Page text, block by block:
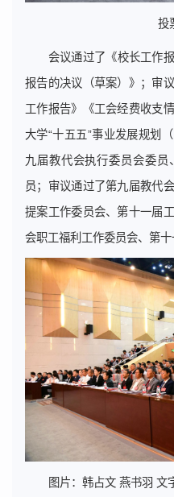
投
会议通过了《校长工作
报告的决议（草案）》；审
工作报告》《工会经费收支
大学“十五五”事业发展规划
九届教代会执行委员会委
员；审议通过了第九届教代
提案工作委员会、第十一届
会职工福利工作委员会、第十
图片：韩占文 燕书羽 文